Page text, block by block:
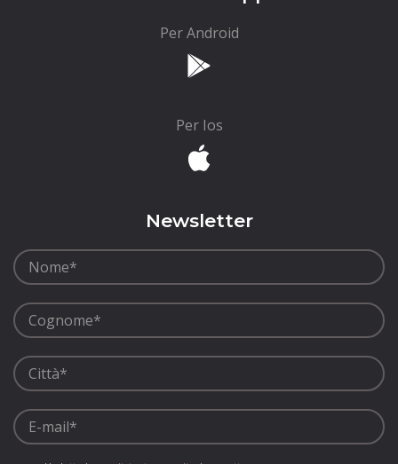
Per Android
Per Ios
Newsletter